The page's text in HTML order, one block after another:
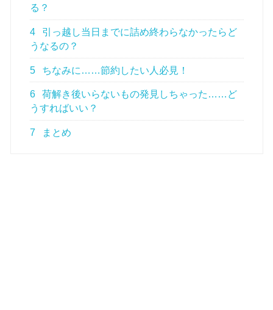
る？
4
引っ越し当日までに詰め終わらなかったらど
うなるの？
5 ちなみに……節約したい人必見！
6
荷解き後いらないもの発見しちゃった……ど
うすればいい？
7 まとめ